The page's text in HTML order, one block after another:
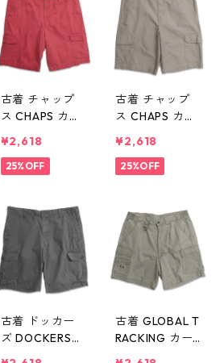
古着 チャップ
ス CHAPS カー
ツ ハーフパン
ツ レッド系 表
2
¥2,618
25%OFF
古着 チャップ
ス CHAPS カー
ツ ハーフパン
ツ ベージュ 表
¥2,618
25%OFF
古着 ドッカー
ズ DOCKERS
古着 GLOBAL T
RACKING カー